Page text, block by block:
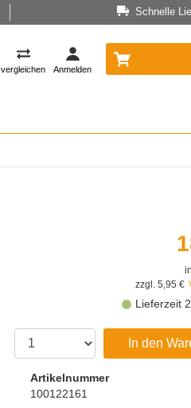
Schnelle
vergleichen Anmelden
zzgl. 5,95 €
Lieferzeit
In den
Artikelnummer
100122161